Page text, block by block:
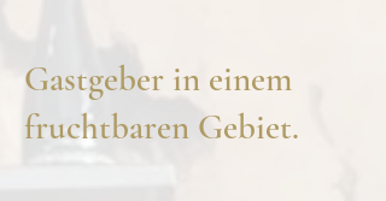
Gastgeber in einem
fruchtbaren Gebiet.